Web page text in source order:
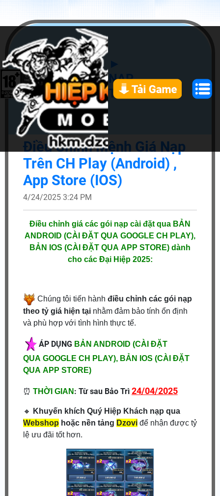
►
NẠP
TIỀN
Điều Chỉnh Mệnh Giá Nạp
Trên CH Play (Android) ,
App Store (IOS)
4/24/2025 3:24 PM
Điều chỉnh giá các gói nạp cài đặt qua BẢN
ANDROID (CÀI ĐẶT QUA GOOGLE CH PLAY),
BẢN IOS (CÀI ĐẶT QUA APP STORE) dành
cho các Đại Hiệp 2025:
Chúng tôi tiến hành điều chỉnh các gói nạp
theo tỷ giá hiện tạinhằm đảm bảo tính ổn định
và phù hợp với tình hình thực tế.
ÁP DỤNG BẢN ANDROID (CÀI ĐẶT
QUA GOOGLE CH PLAY), BẢN IOS (CÀI ĐẶT
QUA APP STORE)
⏰ THỜI GIAN : Từ sau Bảo Trì 24/04/2025
🔸
Khuyến khích Quý Hiệp Khách nạp qua
Webshop hoặc nền tảng Dzoviđể nhận được tỷ
lệ ưu đãi tốt hơn.